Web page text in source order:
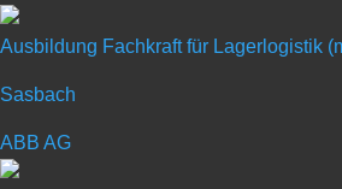
Ausbildung Fachkraft für Lagerlogistik
Sasbach
ABB AG